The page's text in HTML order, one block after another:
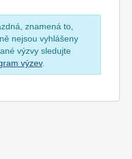
znamená to,
nejsou vyhlášeny
výzvy sledujte
výzev.